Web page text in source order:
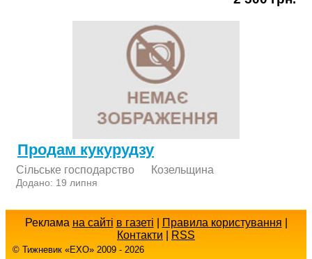
Продам кукурудзу
Сільське господарство Козельщина
Додано: 19 липня
Реклама на сайті в газеті Правила користування
Контакти
RSS
© Тижневик «EХO» 2009 - 2026